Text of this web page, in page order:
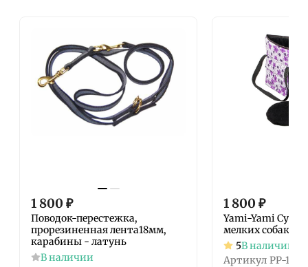
1 800 ₽
Поводок-перестежка,
прорезиненная лента18мм,
карабины - латунь
В наличии
1 800 ₽
Yami-Yami
мелких собак
5В наличии
Артикул PP-